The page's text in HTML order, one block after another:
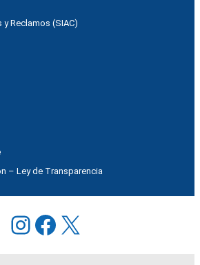
Reclamos (SIAC)
– Ley de Transparencia
Instagram
Facebook
X